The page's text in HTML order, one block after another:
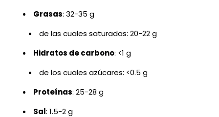
Grasas: 32-35 g
de las cuales saturadas: 20-22 g
Hidratos de carbono: <1 g
de los cuales azúcares: <0.5 g
Proteínas: 25-28 g
Sal: 1.5-2 g